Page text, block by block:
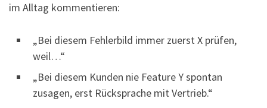
im Alltag kommentieren:
„Bei diesem Fehlerbild immer zuerst X prüfen,
weil…“
„Bei diesem Kunden nie Feature Y spontan
zusagen, erst Rücksprache mit Vertrieb.“